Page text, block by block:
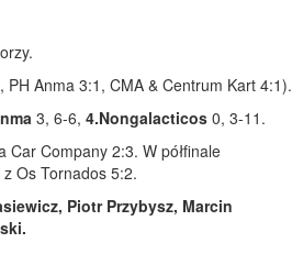
Anma 3:1, CMA & Centrum Kart 4:1).
3, 6-6, 4.Nongalacticos 0, 3-11.
Car Company 2:3. W półfinale
Os Tornados 5:2.
Piotr Przybysz, Marcin